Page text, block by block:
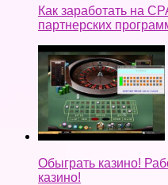
Как заработать на
партнерских
Обыграть казино!
казино!